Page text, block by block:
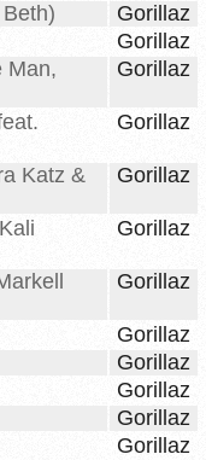
Gorillaz
Gorillaz
Man,
Gorillaz
Gorillaz
Katz &
Gorillaz
Gorillaz
Gorillaz
Gorillaz
Gorillaz
Gorillaz
Gorillaz
Gorillaz